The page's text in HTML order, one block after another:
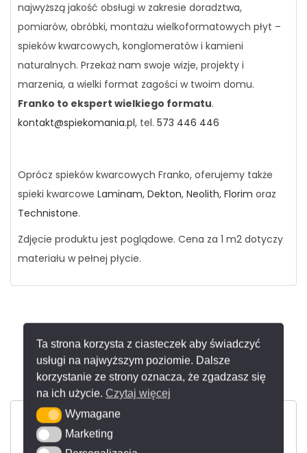
Ta strona korzysta z ciasteczek aby świadczyć
usługi na najwyższym poziomie. Dalsze
korzystanie ze strony oznacza, że zgadzasz się
na ich użycie. Czytaj więcej
WymaganeWymagane
MarketingMarketing
najwyższą jakość obsługi w zakresie doradztwa,
pomiarów, obróbki, montażu wielkoformatowych płyt –
spieków kwarcowych, konglomeratów i kamieni
naturalnych. Przekaż nam swoje wizje, projekty i
marzenia, a wielki format zagości w twoim domu.
Franko to ekspert wielkiego formatu.
kontakt@spiekomania.pl, tel. 573 446 446
Oprócz spieków kwarcowych Franko, oferujemy także
spieki kwarcowe Laminam, Dekton, Neolith, Florim oraz
Technistone.
Zdjęcie produktu jest poglądowe. Cena za 1 m2 dotyczy
materiału w pełnej płycie.
Kontakt